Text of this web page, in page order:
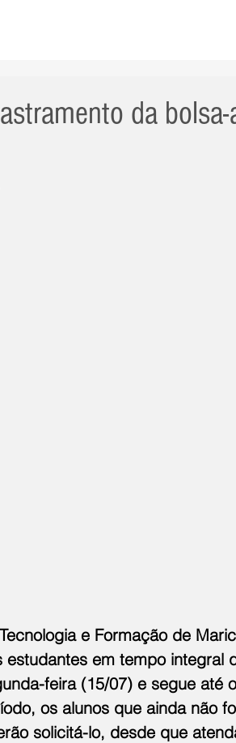
da
e Formação de
em tempo integral
feira (15/07) e segue até
os alunos que ainda não
solicitá-lo, desde que